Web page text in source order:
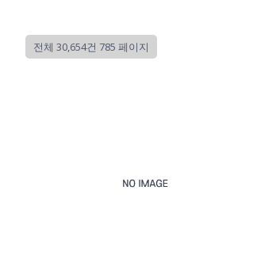
전체 30,654건 785 페이지